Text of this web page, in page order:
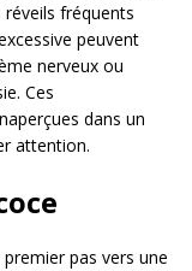
réveils fréquents
peuvent
nerveux ou
Ces
dans un
attention.
pas vers une